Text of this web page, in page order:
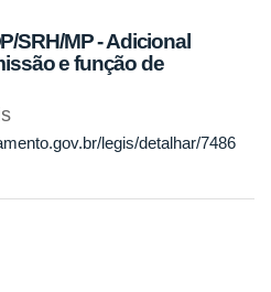
SRH/MP - Adicional
e função de
legis/detalhar/7486